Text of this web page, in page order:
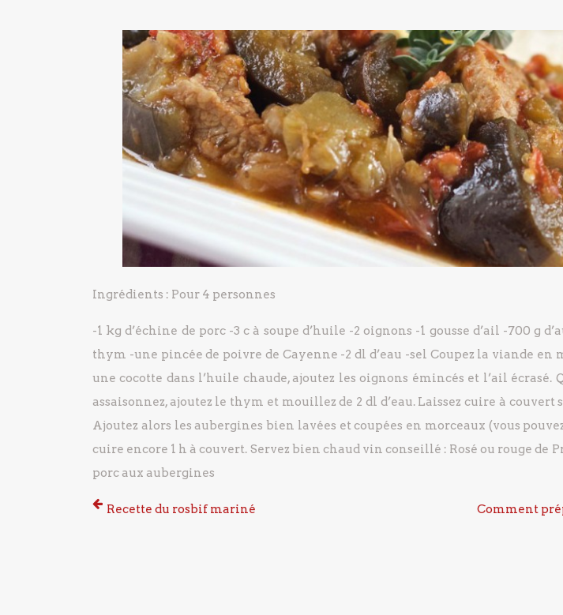
Ingrédients : Pour 4 personnes
-1 kg d’échine de porc-3 c à soupe d’huile -2 oignons -1 gousse d’ail -700 g
thym -une pincée de poivre de Cayenne -2 dl d’eau -sel Coupez la viande en
une cocotte dans l’huile chaude, ajoutez les oignons émincés et l’ail écrasé.
assaisonnez, ajoutez le thym et mouillez de 2 dl d’eau.Laissez cuire à couvert
Ajoutez alors les aubergines bien lavées et coupées en morceaux (vous
cuire encore 1 h à couvert. Servez bien chaudvin conseillé : Rosé ou rouge de
porc aux aubergines
Recette du rosbif mariné Comment